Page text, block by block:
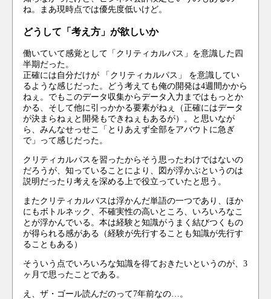
ね。まあ現時点では優先度低いけど。
どうして「考え方」が欲しいか
働いていて感覚として「クリティカルパス」を意識した四
半期だった。
正確には自分だけが 「クリティカルパス」 を意識してい
るような感じだった。どう考えても俺の開発は4週間かから
ねぇ。でもこのデータ収集からデータ入力まではもっとか
かる、そして他に引っかかる要素がねぇ（正確にはデータ
が決まらねぇと開発もできねぇもあるが）。と思いなが
ら、みんなせっせこ「とりあえず全部をアバウトに急ぎ
で」って感じだった。
クリティカルパスを習ったからそう思ったわけではないの
だろうが、知っていることにより、図が浮かぶというのは
説明だったり考えを深める上で役立っていたと思う。
またクリティカルパスは浮かんだ単語の一つであり、ほか
にもボトルネック、不確実性の高いところ、いろいろなこ
とが浮かんでいる。本は経験と知識がうまく結びつくもの
が得られる感がある（経験が先行することも知識が先行す
ることもある）
そういう点でいろいろな知識を得ておきたいというのが、3
ヶ月で思ったことである。
え、ザ・ゴール読んだのって7年前なの…。